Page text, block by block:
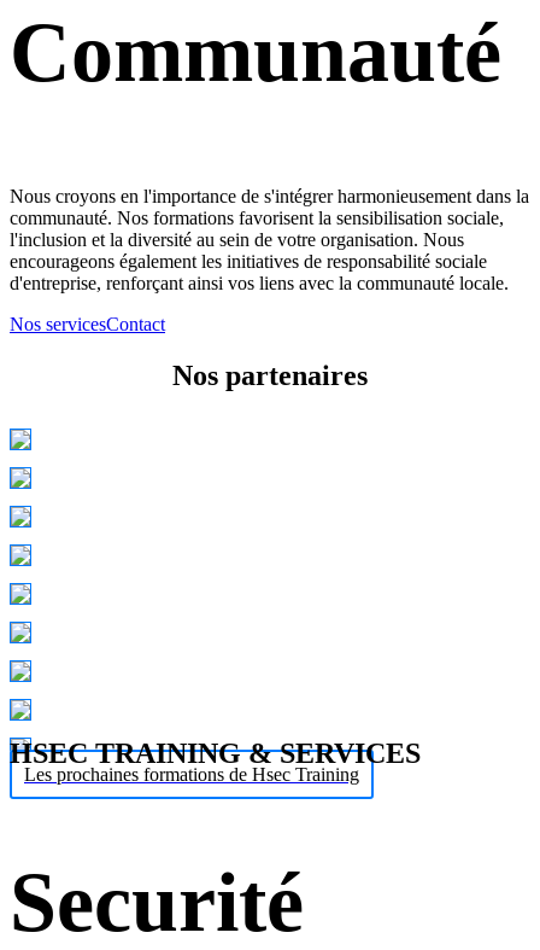
Communauté
Nous croyons en l'importance de s'intégrer harmonieusement dans la
communauté. Nos formations favorisent la sensibilisation sociale,
l'inclusion et la diversité au sein de votre organisation. Nous
encourageons également les initiatives de responsabilité sociale
d'entreprise, renforçant ainsi vos liens avec la communauté locale.
Nos servicesContact
Nos partenaires
Les prochaines formations de Hsec Training
HSEC TRAINING & SERVICES
Securité